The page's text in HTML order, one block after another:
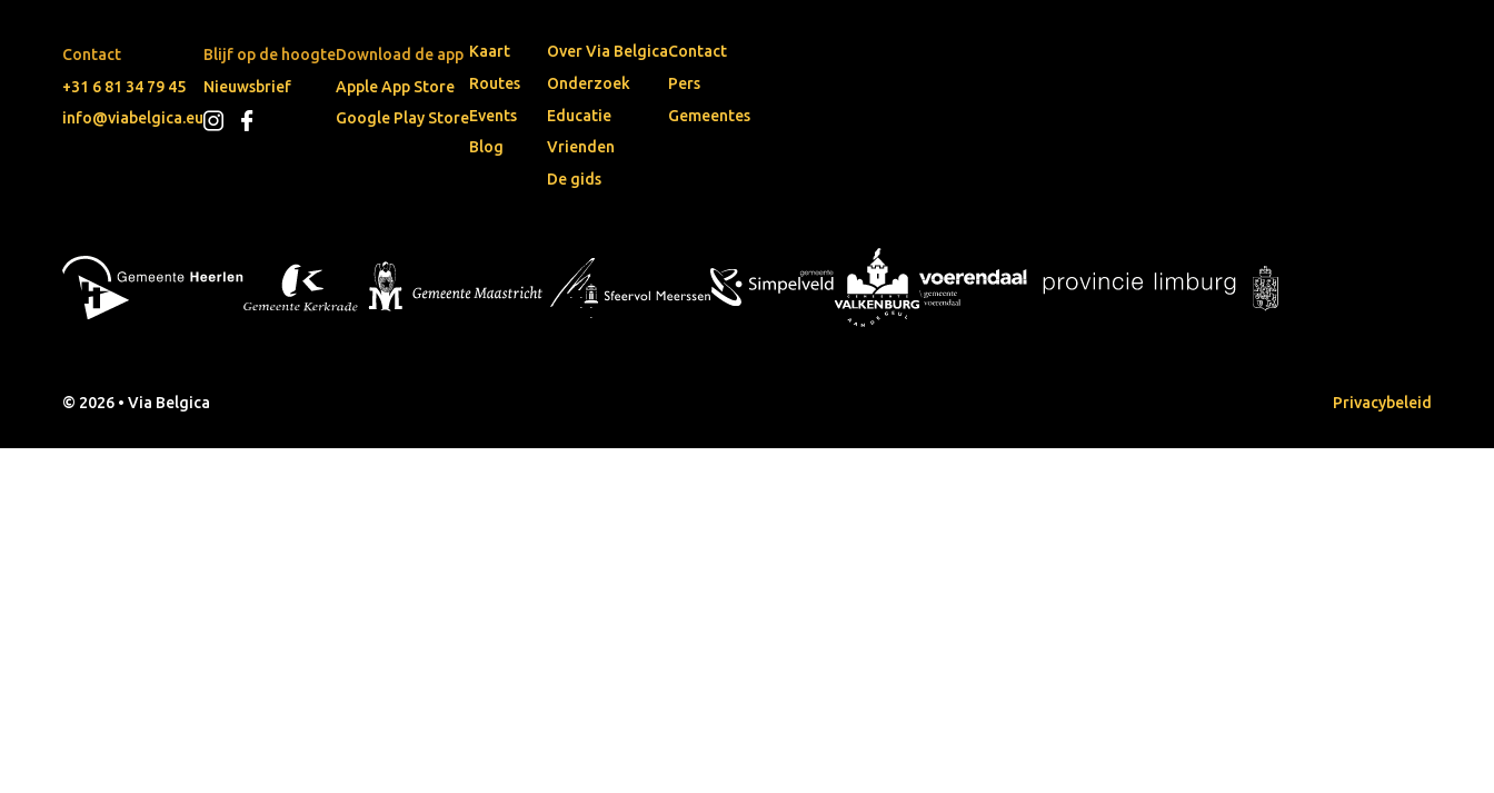
Contact
+31 6 81 34 79 45
info@viabelgica.eu
Blijf op de hoogte
Nieuwsbrief
Download de app
Apple App Store
Google Play Store
Kaart
Routes
Events
Blog
Over Via Belgica
Onderzoek
Educatie
Vrienden
De gids
Contact
Pers
Gemeentes
© 2026 • Via Belgica Privacybeleid